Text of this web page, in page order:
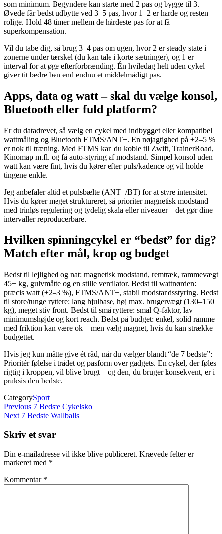
som minimum. Begyndere kan starte med 2 pas og bygge til 3.
Øvede får bedst udbytte ved 3–5 pas, hvor 1–2 er hårde og resten
rolige. Hold 48 timer mellem de hårdeste pas for at få
superkompensation.
Vil du tabe dig, så brug 3–4 pas om ugen, hvor 2 er steady state i
zonerne under tærskel (du kan tale i korte sætninger), og 1 er
interval for at øge efterforbrænding. Én hviledag helt uden cykel
giver tit bedre ben end endnu et middelmådigt pas.
Apps, data og watt – skal du vælge konsol,
Bluetooth eller fuld platform?
Er du datadrevet, så vælg en cykel med indbygget eller kompatibel
wattmåling og Bluetooth FTMS/ANT+. En nøjagtighed på ±2–5 %
er nok til træning. Med FTMS kan du koble til Zwift, TrainerRoad,
Kinomap m.fl. og få auto-styring af modstand. Simpel konsol uden
watt kan være fint, hvis du kører efter puls/kadence og vil holde
tingene enkle.
Jeg anbefaler altid et pulsbælte (ANT+/BT) for at styre intensitet.
Hvis du kører meget struktureret, så prioriter magnetisk modstand
med trinløs regulering og tydelig skala eller niveauer – det gør dine
intervaller reproducerbare.
Hvilken spinningcykel er “bedst” for dig?
Match efter mål, krop og budget
Bedst til lejlighed og nat: magnetisk modstand, remtræk, rammevægt
45+ kg, gulvmåtte og en stille ventilator. Bedst til wattnørden:
præcis watt (±2–3 %), FTMS/ANT+, stabil modstandsstyring. Bedst
til store/tunge ryttere: lang hjulbase, høj max. brugervægt (130–150
kg), meget stiv front. Bedst til små ryttere: smal Q-faktor, lav
minimumshøjde og kort reach. Bedst på budget: enkel, solid ramme
med friktion kan være ok – men vælg magnet, hvis du kan strække
budgettet.
Hvis jeg kun måtte give ét råd, når du vælger blandt “de 7 bedste”:
Prioritér følelse i trådet og pasform over gadgets. En cykel, der føles
rigtig i kroppen, vil blive brugt – og den, du bruger konsekvent, er i
praksis den bedste.
CategorySport
Indlægsnavigation
Previous
Post
Previous 7 Bedste Cykelsko
Next
Next 7 Bedste Wallballs
Skriv et svar
Din e-mailadresse vil ikke blive publiceret. Krævede felter er
markeret med *
Kommentar *